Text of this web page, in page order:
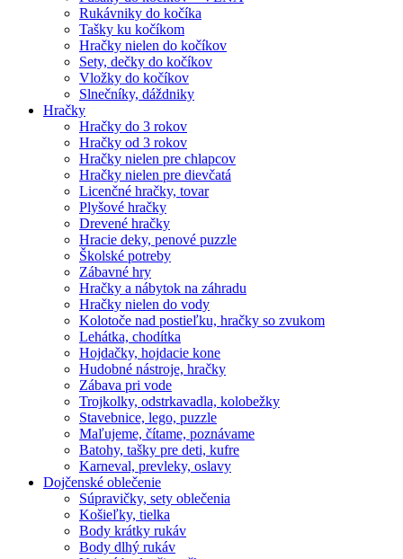
Rukávniky do kočíka
Tašky ku kočíkom
Hračky nielen do kočíkov
Sety, dečky do kočíkov
Vložky do kočíkov
Slnečníky, dáždniky
Hračky
Hračky do 3 rokov
Hračky od 3 rokov
Hračky nielen pre chlapcov
Hračky nielen pre dievčatá
Licenčné hračky, tovar
Plyšové hračky
Drevené hračky
Hracie deky, penové puzzle
Školské potreby
Zábavné hry
Hračky a nábytok na záhradu
Hračky nielen do vody
Kolotoče nad postieľku, hračky so zvukom
Lehátka, chodítka
Hojdačky, hojdacie kone
Hudobné nástroje, hračky
Zábava pri vode
Trojkolky, odstrkavadla, kolobežky
Stavebnice, lego, puzzle
Maľujeme, čítame, poznávame
Batohy, tašky pre deti, kufre
Karneval, prevleky, oslavy
Dojčenské oblečenie
Súpravičky, sety oblečenia
Košieľky, tielka
Body krátky rukáv
Body dlhý rukáv